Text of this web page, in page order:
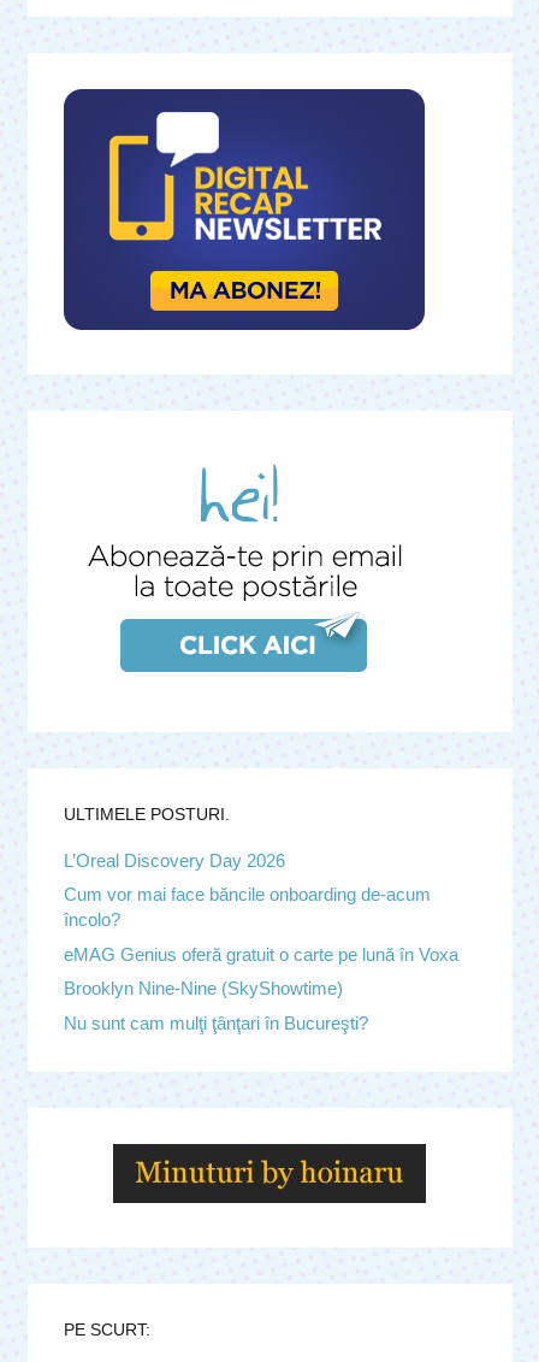
ULTIMELE POSTURI.
L’Oreal Discovery Day 2026
Cum vor mai face băncile onboarding de-acum
încolo?
eMAG Genius oferă gratuit o carte pe lună în Voxa
Brooklyn Nine-Nine (SkyShowtime)
Nu sunt cam mulţi ţânţari în Bucureşti?
PE SCURT: